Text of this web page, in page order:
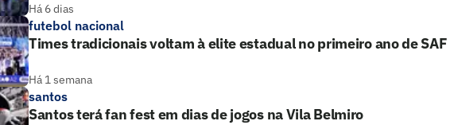
Há 6 dias
futebol nacional
Times tradicionais voltam à elite estadual no primeiro ano de SAF
Há 1 semana
santos
Santos terá fan fest em dias de jogos na Vila Belmiro